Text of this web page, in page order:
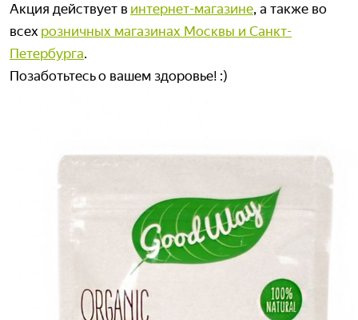
Акция действует в интернет-магазине, а также во
всех розничных магазинах Москвы и Санкт-
Петербурга.
Позаботьтесь о вашем здоровье! :)